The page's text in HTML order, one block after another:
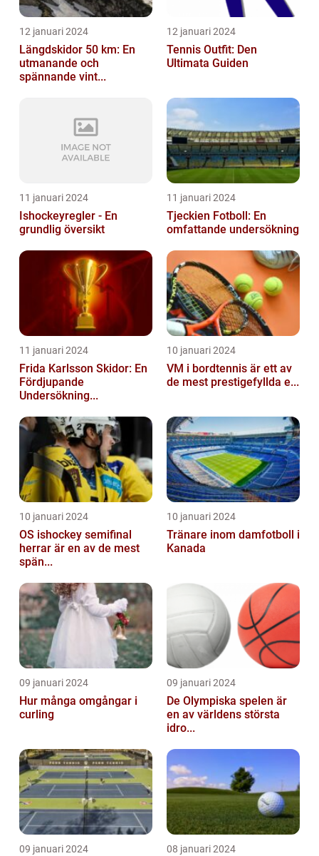
12 januari 2024
Längdskidor 50 km: En
utmanande och
spännande vint...
12 januari 2024
Tennis Outfit: Den
Ultimata Guiden
11 januari 2024
Ishockeyregler - En
grundlig översikt
11 januari 2024
Tjeckien Fotboll: En
omfattande undersökning
11 januari 2024
Frida Karlsson Skidor: En
Fördjupande
Undersökning...
10 januari 2024
VM i bordtennis är ett av
de mest prestigefyllda e...
10 januari 2024
OS ishockey semifinal
herrar är en av de mest
spän...
10 januari 2024
Tränare inom damfotboll i
Kanada
09 januari 2024
Hur många omgångar i
curling
09 januari 2024
De Olympiska spelen är
en av världens största
idro...
09 januari 2024 08 januari 2024